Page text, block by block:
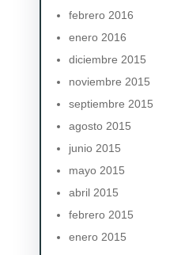
febrero 2016
enero 2016
diciembre 2015
noviembre 2015
septiembre 2015
agosto 2015
junio 2015
mayo 2015
abril 2015
febrero 2015
enero 2015